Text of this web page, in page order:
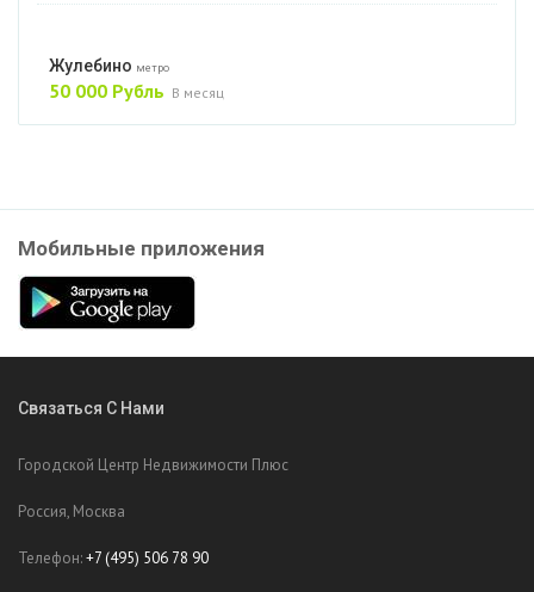
Жулебино метро
50 000 Рубль В месяц
Мобильные приложения
Связаться С Нами
Городской Центр Недвижимости Плюс
Россия, Москва
Телефон:+7 (495) 506 78 90